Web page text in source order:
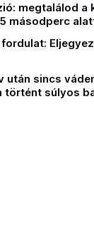
megtalálod a
másodperc
fordulat:
után sincs
történt súlyos